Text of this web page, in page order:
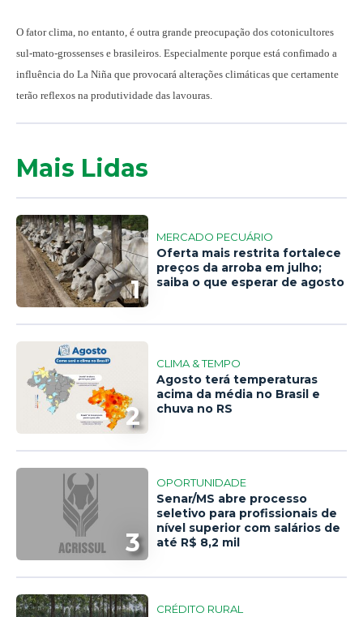
O fator clima, no entanto, é outra grande preocupação dos cotonicultores
sul-mato-grossenses e brasileiros. Especialmente porque está confimado a
influência do La Niña que provocará alterações climáticas que certamente
terão reflexos na produtividade das lavouras.
Mais Lidas
1
MERCADO PECUÁRIO
Oferta mais restrita fortalece
preços da arroba em julho;
saiba o que esperar de agosto
2
CLIMA & TEMPO
Agosto terá temperaturas
acima da média no Brasil e
chuva no RS
3
OPORTUNIDADE
Senar/MS abre processo
seletivo para profissionais de
nível superior com salários de
até R$ 8,2 mil
CRÉDITO RURAL